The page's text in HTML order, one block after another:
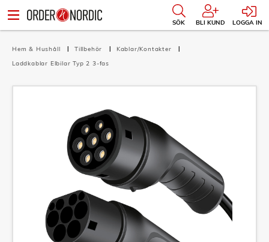
SÖK BLI KUND LOGGA IN
Hem & Hushåll Tillbehör
Kablar/Kontakter
Laddkablar Elbilar Typ 2 3-fas